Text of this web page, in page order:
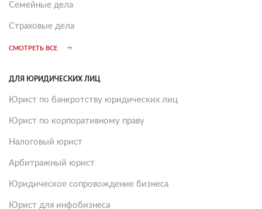
Семейные дела
Страховые дела
СМОТРЕТЬ ВСЕ
ДЛЯ ЮРИДИЧЕСКИХ ЛИЦ
Юрист по банкротству юридических лиц
Юрист по корпоративному праву
Налоговый юрист
Арбитражный юрист
Юридическое сопровождение бизнеса
Юрист для инфобизнеса